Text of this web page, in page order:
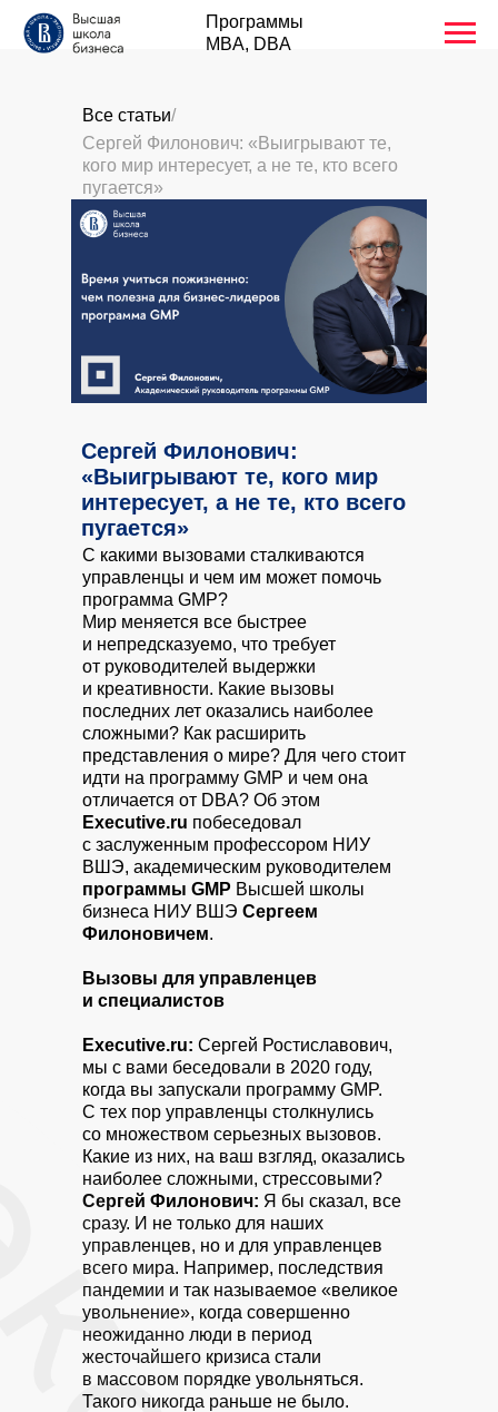
Программы
MBA, DBA
Сергей Филонович:
«Выигрывают те, кого мир
интересует, а не те, кто всего
пугается»
С какими вызовами сталкиваются
управленцы и чем им может помочь
программа GMP?
Мир меняется все быстрее
и непредсказуемо, что требует
от руководителей выдержки
и креативности. Какие вызовы
последних лет оказались наиболее
сложными? Как расширить
представления о мире? Для чего стоит
идти на программу GMP и чем она
отличается от DBA? Об этом
Executive.ru побеседовал
с заслуженным профессором НИУ
ВШЭ, академическим руководителем
программы GMP Высшей школы
бизнеса НИУ ВШЭ Сергеем
Филоновичем.
Вызовы для управленцев
и специалистов
Executive.ru: Сергей Ростиславович,
мы с вами беседовали в 2020 году,
когда вы запускали программу GMP.
С тех пор управленцы столкнулись
со множеством серьезных вызовов.
Какие из них, на ваш взгляд, оказались
наиболее сложными, стрессовыми?
Сергей Филонович: Я бы сказал, все
сразу. И не только для наших
управленцев, но и для управленцев
всего мира. Например, последствия
пандемии и так называемое «великое
увольнение», когда совершенно
неожиданно люди в период
жесточайшего кризиса стали
в массовом порядке увольняться.
Такого никогда раньше не было.
Все статьи
Сергей Филонович: «Выигрывают те,
кого мир интересует, а не те, кто всего
пугается»
/